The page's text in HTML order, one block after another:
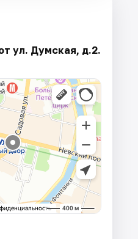
ул. Думская, д.2.